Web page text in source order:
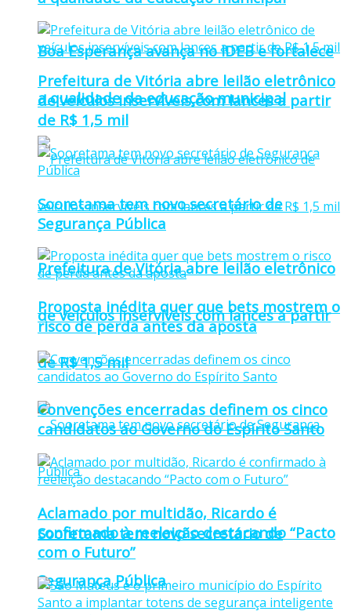
Boa Esperança avança no IDEB e fortalece
a qualidade da educação municipal
Prefeitura de Vitória abre leilão eletrônico
de veículos inservíveis com lances a partir
de R$ 1,5 mil
Sooretama tem novo secretário de
Segurança Pública
Prefeitura de Vitória abre leilão eletrônico
de veículos inservíveis com lances a partir
de R$ 1,5 mil
Sooretama tem novo secretário de
Segurança Pública
Proposta inédita quer que bets mostrem o
risco de perda antes da aposta
Convenções encerradas definem os cinco
candidatos ao Governo do Espírito Santo
Aclamado por multidão, Ricardo é
confirmado à reeleição destacando “Pacto
com o Futuro”